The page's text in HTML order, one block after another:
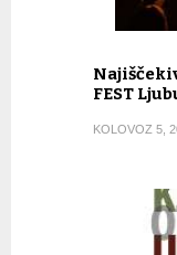
FEST
KOLOVOZ 5,